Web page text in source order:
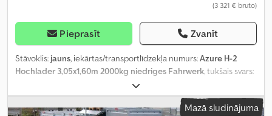
(3 321 € bruto)
Pieprasīt Zvanīt
Stāvoklis: jauns, iekārtas/transportlīdzekļa numurs:Azure H-2
Hochlader 3,05x1,60m 2000kg niedriges Fahrwerk, tukšais svars:
1 555 kg
asu konfigurācija:2 asis, krautuves garums:3 050 mm, iekraušanas
vietas platums:1 600 mm, iekraušanas telpas augstums:300 mm,
Mazā sludinājuma